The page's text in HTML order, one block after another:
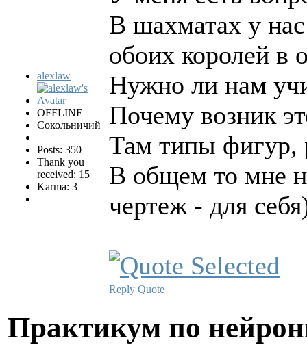
alexlaw
OFFLINE
Сокольничий
Posts: 350
Thank you
received: 15
Karma: 3
В шахматах у
обоих королей в
Нужно ли нам
Почему возник
Там типы фигур,
В общем то мне
чертеж - для
Reply Quote
Практикум по